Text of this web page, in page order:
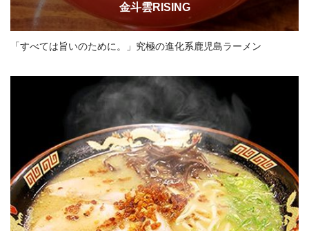
金斗雲RISING
「すべては旨いのために。」究極の進化系鹿児島ラーメン